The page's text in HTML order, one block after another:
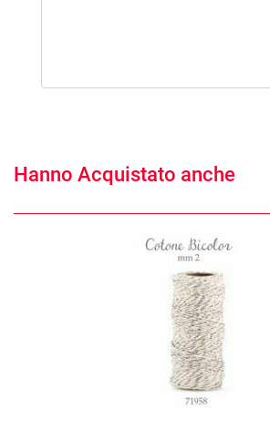
Hanno Acquistato anche